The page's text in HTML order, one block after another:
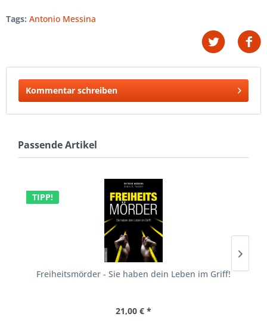
Tags: Antonio Messina
Kommentar schreiben
Passende Artikel
TIPP!
Freiheitsmörder - Sie haben dein Leben im Griff!
21,00 € *